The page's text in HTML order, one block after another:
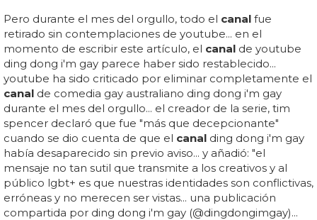
Pero durante el mes del orgullo, todo el canal fue
retirado sin contemplaciones de youtube... en el
momento de escribir este artículo, el canal de youtube
ding dong i'm gay parece haber sido restablecido...
youtube ha sido criticado por eliminar completamente el
canal de comedia gay australiano ding dong i'm gay
durante el mes del orgullo... el creador de la serie, tim
spencer declaró que fue "más que decepcionante"
cuando se dio cuenta de que el canal ding dong i'm gay
había desaparecido sin previo aviso... y añadió: "el
mensaje no tan sutil que transmite a los creativos y al
público lgbt+ es que nuestras identidades son conflictivas,
erróneas y no merecen ser vistas... una publicación
compartida por ding dong i'm gay (@dingdongimgay)...